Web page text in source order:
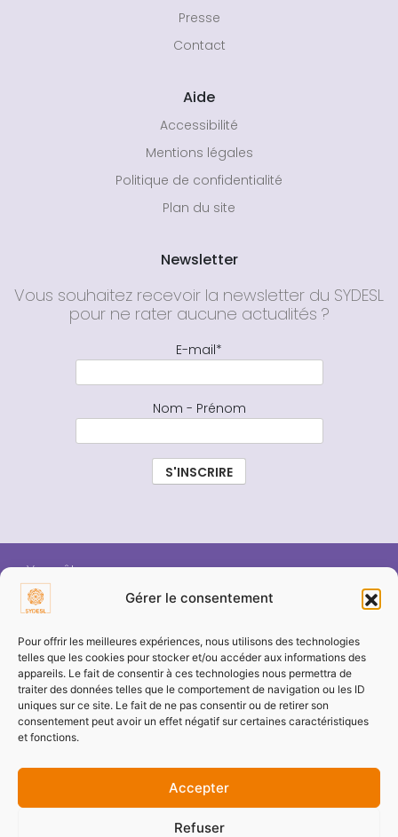
Gérer le consentement
Pour offrir les meilleures expériences, nous utilisons des technologies
telles que les cookies pour stocker et/ou accéder aux informations des
appareils. Le fait de consentir à ces technologies nous permettra de
traiter des données telles que le comportement de navigation ou les ID
uniques sur ce site. Le fait de ne pas consentir ou de retirer son
consentement peut avoir un effet négatif sur certaines caractéristiques
et fonctions.
Accepter
Refuser
Presse
Contact
Aide
Accessibilité
Mentions légales
Politique de confidentialité
Plan du site
Newsletter
Vous souhaitez recevoir la newsletter du SYDESL
pour ne rater aucune actualités ?
E-mail*
Nom - Prénom
Vous êtes :
COMMUNE / COLLECTIVITÉ
PARTICULIER